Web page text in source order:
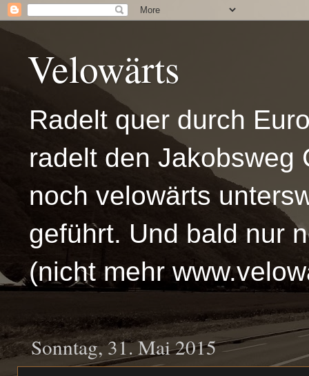
Velowärts
Radelt quer durch
radelt den Jakobsweg
noch velowärts
geführt. Und bald nur
(nicht mehr
Sonntag, 31. Mai 2015